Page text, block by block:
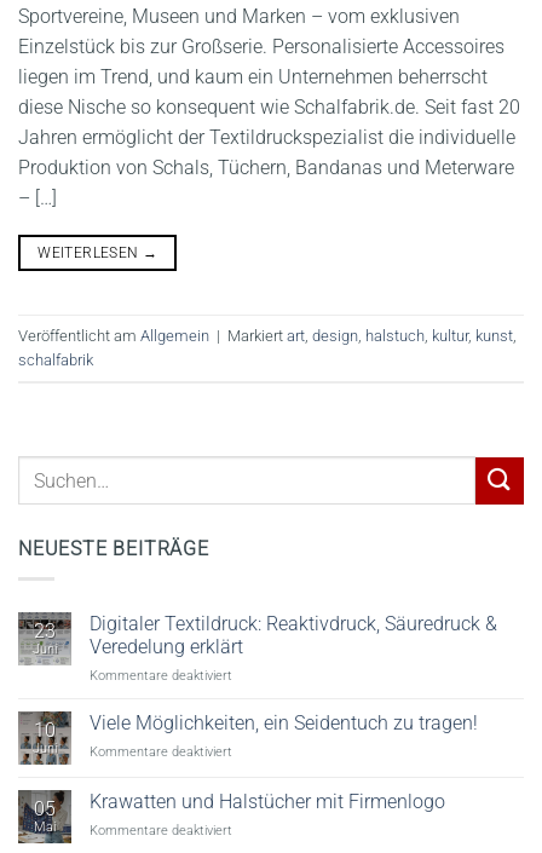
Sportvereine, Museen und Marken – vom exklusiven
Einzelstück bis zur Großserie. Personalisierte Accessoires
liegen im Trend, und kaum ein Unternehmen beherrscht
diese Nische so konsequent wie Schalfabrik.de. Seit fast 20
Jahren ermöglicht der Textildruckspezialist die individuelle
Produktion von Schals, Tüchern, Bandanas und Meterware
– […]
WEITERLESEN →
Veröffentlicht am Allgemein | Markiert art design halstuch kultur, kunst
schalfabrik
NEUESTE BEITRÄGE
23
Juni
Digitaler Textildruck: Reaktivdruck, Säuredruck &
Veredelung erklärt
Kommentare deaktiviert
Textildruck:
Reaktivdruck,
Veredelung
10
Juni
Viele Möglichkeiten, ein Seidentuch zu tragen!
Kommentare deaktiviert
Möglichkeiten,
ein
05
Mai
Krawatten und Halstücher mit Firmenlogo
Kommentare deaktiviert